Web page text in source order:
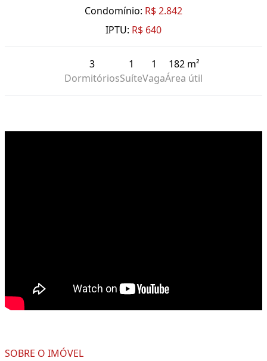
Condomínio: R$ 2.842
IPTU: R$ 640
3
Dormitórios
1
Suíte
1
Vaga
182 m²
Área útil
SOBRE O IMÓVEL